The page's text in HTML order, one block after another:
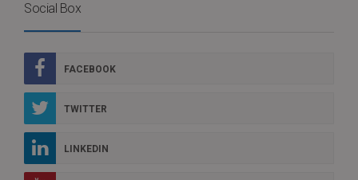
Social Box
FACEBOOK
TWITTER
LINKEDIN